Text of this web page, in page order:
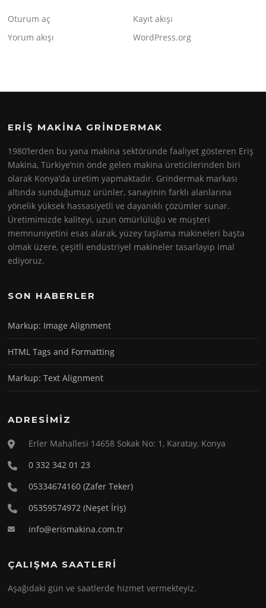
Oturum aç
Kayıt akışı
Yorum akışı
WordPress.org
ERIŞ MAKINA GRINDERMAK
1980’lerden bu yana makina sektöründe faaliyet gösteren Eriş
Makina, Türkiye’nin önde gelen makina üreticilerinden biri
olarak Konya’da üretim yapmaktadır. Grindermak markası
altında sunduğumuz ürünler, sanayinin farklı alanlarına
yönelik yüksek hassasiyetli ve dayanıklı çözümler sunar.
Üretimimizde kaliteyi, uzun ömürlülüğü ve müşteri
memnuniyetini esas alarak, yüzey taşlama makineleri başta
olmak üzere, çeşitli endüstriyel makineler tasarlayıp imal
ediyoruz.
SON HABERLER
Markup: Image Alignment
HTML Tags and Formatting
Markup: Text Alignment
ADRESIMIZ
Erler Mahallesi 14658 Sokak No: 1, Karatay, Konya
0 332 342 01 23
05334674160 (Zafer Teker)
05359574972 (Neşet İriş)
info@erismakina.com.tr
ÇALIŞMA SAATLERI
Aşağıdaki gün ve saatlerde hizmet vermekteyiz.